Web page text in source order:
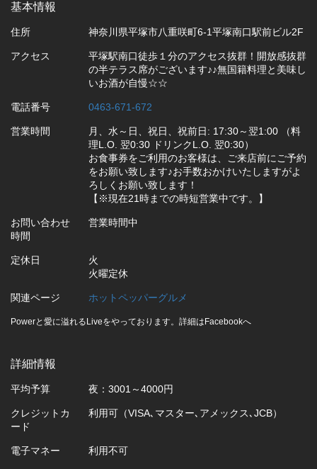
基本情報
住所 神奈川県平塚市八重咲町6-1平塚南口駅前ビル2F
アクセス
平塚駅南口徒歩１分のアクセス抜群！開放感抜群
の半テラス席がございます♪♪無国籍料理と美味し
いお酒が自慢☆☆
電話番号 0463-671-672
営業時間
月、水～日、祝日、祝前日: 17:30～翌1:00 （料
理L.O. 翌0:30 ドリンクL.O. 翌0:30）
お食事券をご利用のお客様は、ご来店前にご予約
をお願い致します♪お手数おかけいたしますがよ
ろしくお願い致します！
【※現在21時までの時短営業中です。】
お問い合わせ
時間
営業時間中
定休日
火
火曜定休
関連ページ ホットペッパーグルメ
Powerと愛に溢れるLiveをやっております。詳細はFacebookへ
詳細情報
平均予算 夜：3001～4000円
クレジットカ
ード
利用可（VISA､マスター､アメックス､JCB）
電子マネー 利用不可